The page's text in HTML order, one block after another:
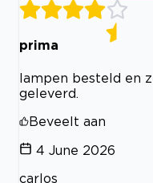
prima
lampen besteld en
geleverd.
Beveelt aan
4 June 2026
carlos